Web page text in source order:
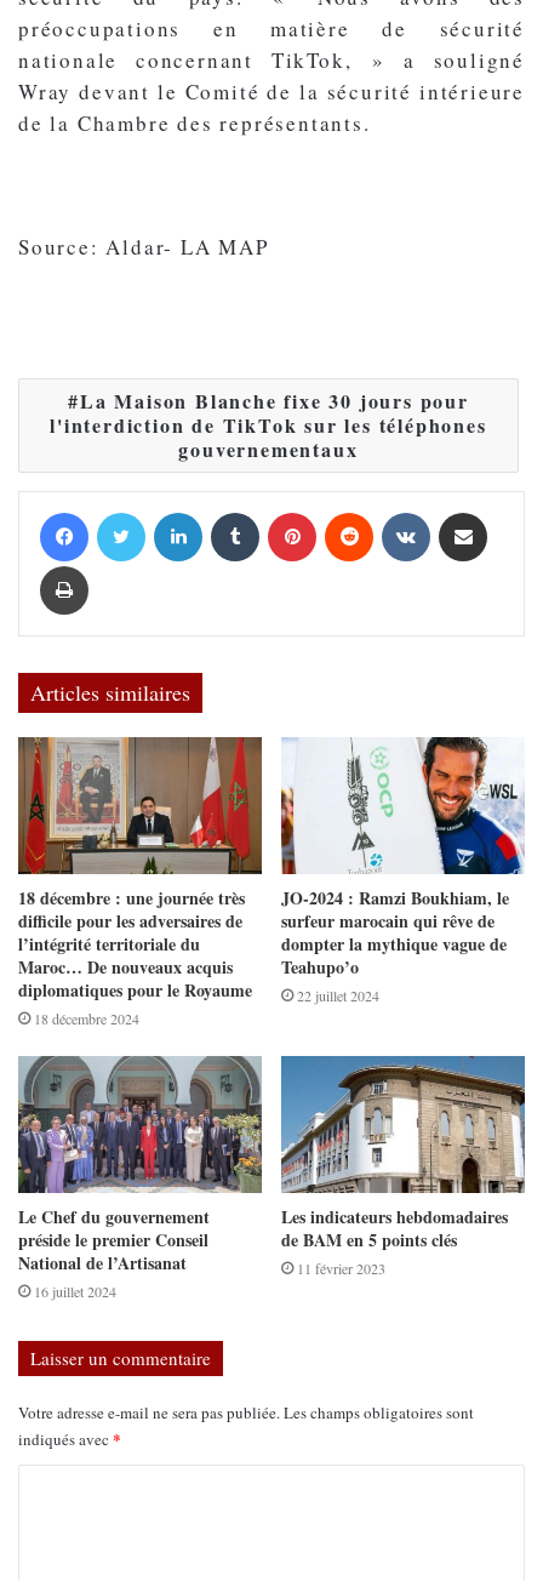
préoccupations en matière de sécurité
nationale concernant TikTok, » a souligné
Wray devant le Comité de la sécurité intérieure
de la Chambre des représentants.
Source: Aldar- LA MAP
La Maison Blanche fixe 30 jours pour
l'interdiction de TikTok sur les téléphones
gouvernementaux
Articles similaires
18 décembre : une journée très
difficile pour les adversaires de
l’intégrité territoriale du
Maroc… De nouveaux acquis
diplomatiques pour le Royaume
18 décembre 2024
JO-2024 : Ramzi Boukhiam, le
surfeur marocain qui rêve de
dompter la mythique vague de
Teahupo’o
22 juillet 2024
Le Chef du gouvernement
préside le premier Conseil
National de l’Artisanat
16 juillet 2024
Les indicateurs hebdomadaires
de BAM en 5 points clés
11 février 2023
Laisser un commentaire
Votre adresse e-mail ne sera pas publiée.Les champs obligatoires sont
indiqués avec *